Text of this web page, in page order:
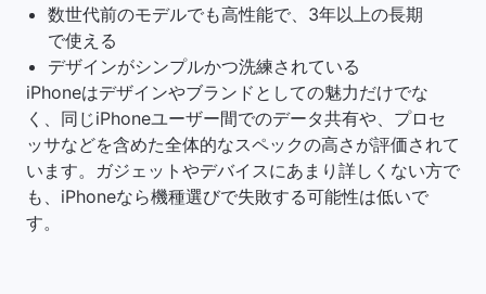
数世代前のモデルでも高性能で、3年以上の長期
で使える
デザインがシンプルかつ洗練されている
iPhoneはデザインやブランドとしての魅力だけでな
く、同じiPhoneユーザー間でのデータ共有や、プロセ
ッサなどを含めた全体的なスペックの高さが評価されて
います。ガジェットやデバイスにあまり詳しくない方で
も、iPhoneなら機種選びで失敗する可能性は低いで
す。